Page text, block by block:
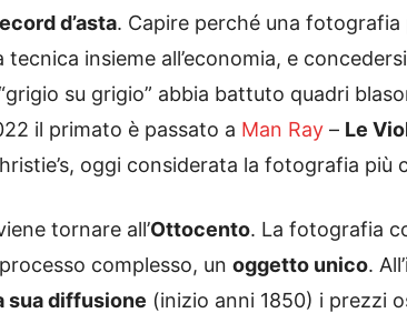
d’asta. Capire perché una fotografia
insieme all’economia, e
su grigio” abbia battuto quadri
il primato è passato a Man Ray – Le
oggi considerata la fotografia più
tornare all’Ottocento. La fotografia
complesso, un oggetto unico.
sua diffusione (inizio anni 1850) i prezzi